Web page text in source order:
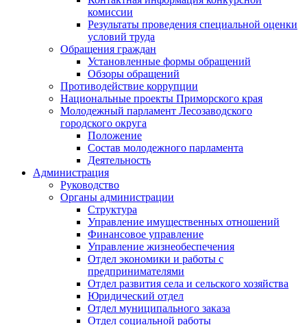
комиссии
Результаты проведения специальной оценки
условий труда
Обращения граждан
Установленные формы обращений
Обзоры обращений
Противодействие коррупции
Национальные проекты Приморского края
Молодежный парламент Лесозаводского
городского округа
Положение
Состав молодежного парламента
Деятельность
Администрация
Руководство
Органы администрации
Структура
Управление имущественных отношений
Финансовое управление
Управление жизнеобеспечения
Отдел экономики и работы с
предпринимателями
Отдел развития села и сельского хозяйства
Юридический отдел
Отдел муниципального заказа
Отдел социальной работы